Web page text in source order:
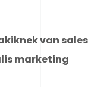
van sales
marketing